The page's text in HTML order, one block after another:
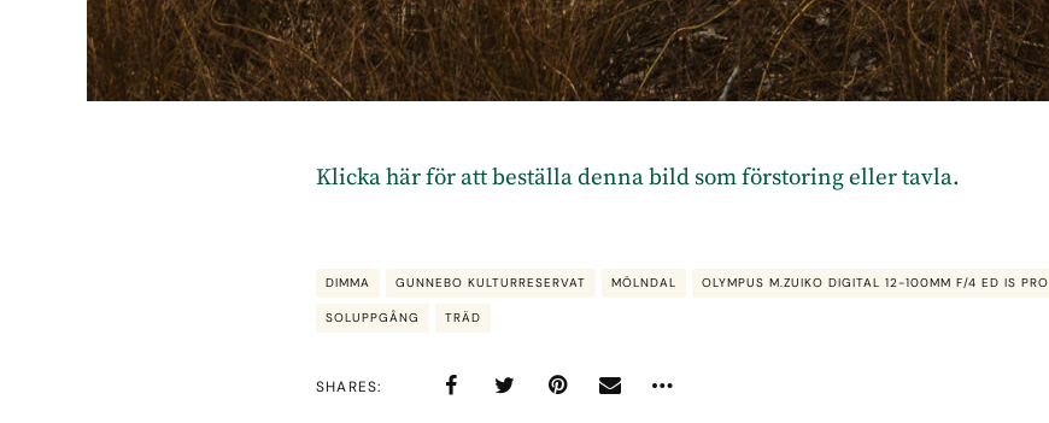
Klicka här för att beställa denna bild som förstoring eller tavla.
DIMMA GUNNEBO KULTURRESERVAT MÖLNDAL OLYMPUS M.ZUIKO DIGITAL 12-100MM F/4 ED IS PRO
SOLUPPGÅNG TRÄD
SHARES